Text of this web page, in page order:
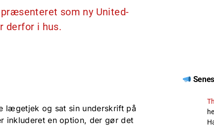
som ny United-
derfor i hus.
lægetjek og sat sin underskrift på
inkluderet en option, der gør det